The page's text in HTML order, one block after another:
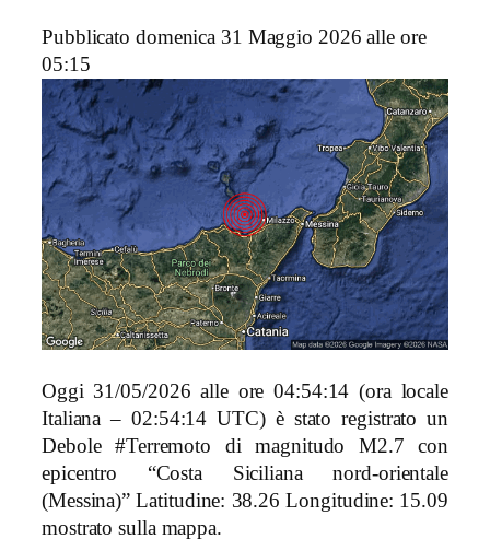
Pubblicato domenica 31 Maggio 2026 alle ore
05:15
Oggi 31/05/2026 alle ore 04:54:14 (ora locale
Italiana – 02:54:14 UTC) è stato registrato un
Debole #Terremoto di magnitudo M2.7 con
epicentro “Costa Siciliana nord-orientale
(Messina)” Latitudine: 38.26 Longitudine: 15.09
mostrato sulla mappa.